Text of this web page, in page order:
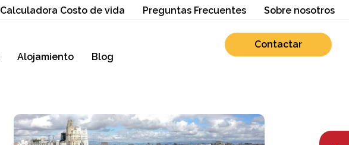
Calculadora Costo de vida Preguntas Frecuentes Sobre nosotros
Alojamiento Blog
Contactar